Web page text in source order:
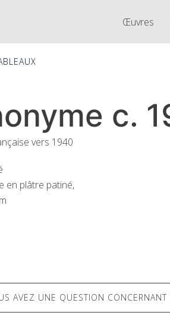
Œuvres
c.
vers 1940
en plâtre patiné,
AVEZ UNE QUESTION